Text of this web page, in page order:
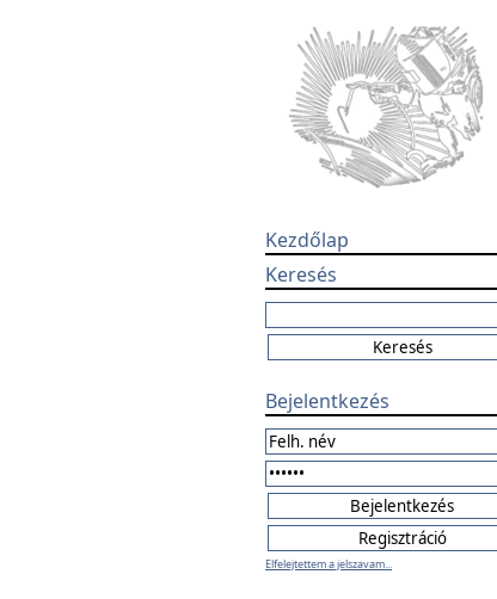
Kezdőlap
Keresés
Bejelentkezés
Elfelejtettem a jelszavam...